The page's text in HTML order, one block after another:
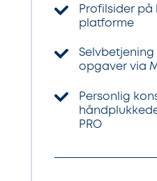
Profilsider på
platforme
Selvbetjening
opgaver via
Personlig
PRO